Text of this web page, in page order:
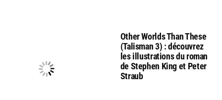
Other Worlds Than These
(Talisman 3) : découvrez
les illustrations du roman
de Stephen King et Peter
Straub